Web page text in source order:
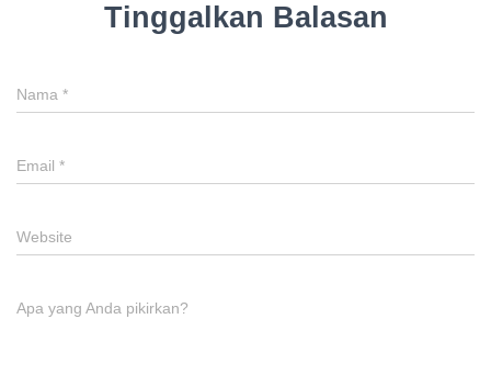
Tinggalkan Balasan
Nama *
Email *
Website
Apa yang Anda pikirkan?